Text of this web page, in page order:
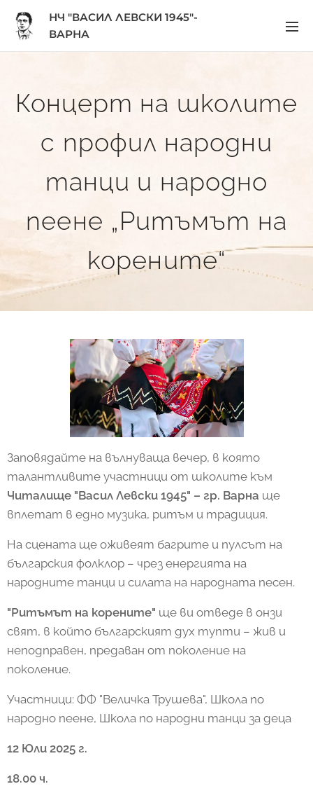
НЧ "ВАСИЛ ЛЕВСКИ 1945"-
ВАРНА
Концерт на школите
с профил народни
танци и народно
пеене „Ритъмът на
корените“
Заповядайте на вълнуваща вечер, в която
талантливите участници от школите към
Читалище "Васил Левски 1945" – гр. Варна ще
вплетат в едно музика, ритъм и традиция.
На сцената ще оживеят багрите и пулсът на
българския фолклор – чрез енергията на
народните танци и силата на народната песен.
"Ритъмът на корените" ще ви отведе в онзи
свят, в който българският дух тупти – жив и
неподправен, предаван от поколение на
поколение.
Участници: ФФ "Величка Трушева", Школа по
народно пеене, Школа по народни танци за деца
12 Юли 2025 г.
18.00 ч.